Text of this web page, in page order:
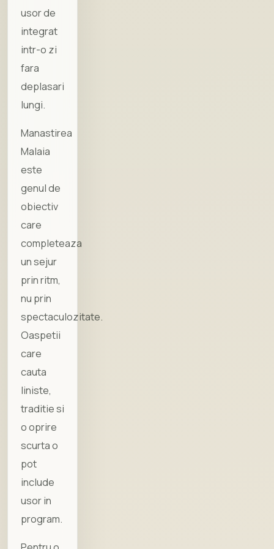
usor de
integrat
intr-o zi
fara
deplasari
lungi.
Manastirea
Malaia
este
genul de
obiectiv
care
completeaza
un sejur
prin ritm,
nu prin
spectaculozitate.
Oaspetii
care
cauta
liniste,
traditie si
o oprire
scurta o
pot
include
usor in
program.